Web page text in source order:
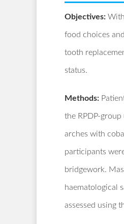
Objectives:
food choices
tooth
status.
Methods:
the RPDP-
arches with
participants
bridgework.
haematological
assessed using